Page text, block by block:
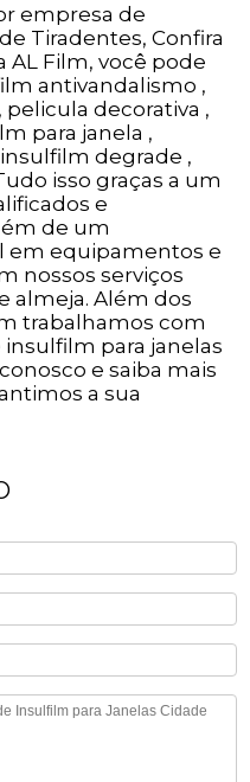
empresa de
Tiradentes, Confira
AL Film, você pode
antivandalismo ,
decorativa ,
para janela ,
degrade ,
isso graças a um
e
de um
em equipamentos e
nossos serviços
almeja. Além dos
trabalhamos com
para janelas
e saiba mais
a sua